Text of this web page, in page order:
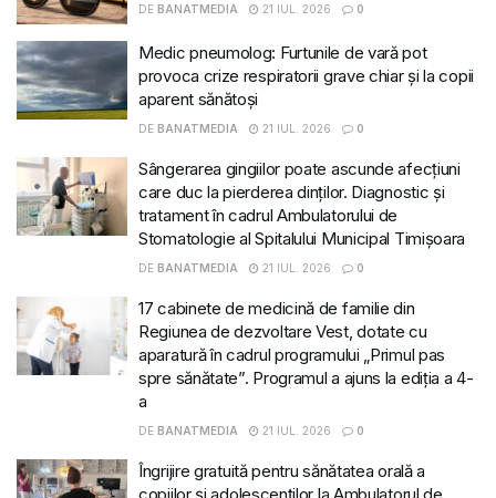
DE BANATMEDIA 21 IUL. 2026 0
Medic pneumolog: Furtunile de vară pot
provoca crize respiratorii grave chiar și la copii
aparent sănătoși
DE BANATMEDIA 21 IUL. 2026 0
Sângerarea gingiilor poate ascunde afecțiuni
care duc la pierderea dinților. Diagnostic și
tratament în cadrul Ambulatorului de
Stomatologie al Spitalului Municipal Timișoara
DE BANATMEDIA 21 IUL. 2026 0
17 cabinete de medicină de familie din
Regiunea de dezvoltare Vest, dotate cu
aparatură în cadrul programului „Primul pas
spre sănătate”. Programul a ajuns la ediția a 4-
a
DE BANATMEDIA 21 IUL. 2026 0
Îngrijire gratuită pentru sănătatea orală a
copiilor și adolescenților la Ambulatorul de